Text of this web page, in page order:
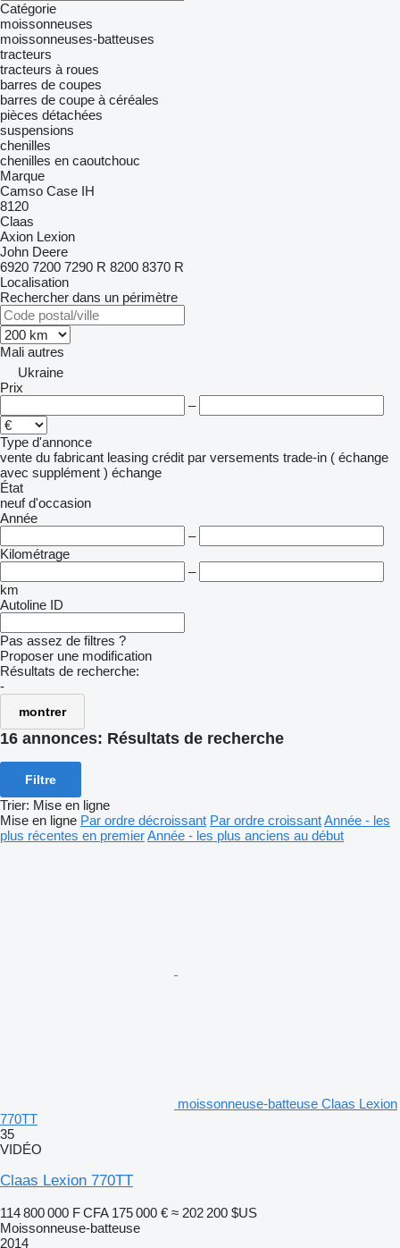
Catégorie
moissonneuses
moissonneuses-batteuses
tracteurs
tracteurs à roues
barres de coupes
barres de coupe à céréales
pièces détachées
suspensions
chenilles
chenilles en caoutchouc
Marque
Camso Case IH
8120
Claas
Axion Lexion
John Deere
6920 7200 7290 R 8200 8370 R
Localisation
Rechercher dans un périmètre
Mali autres
Ukraine
Prix
–
Type d'annonce
vente du fabricant leasing crédit par versements trade-in ( échange
avec supplément ) échange
État
neuf d'occasion
Année
–
Kilométrage
–
km
Autoline ID
Pas assez de filtres ?
Proposer une modification
Résultats de recherche:
-
montrer
16 annonces: Résultats de recherche
Filtre
Trier: Mise en ligne
Mise en ligne Par ordre décroissant Par ordre croissantAnnée - les
plus récentes en premierAnnée - les plus anciens au début
moissonneuse-batteuse Claas Lexion
770TT
35
VIDÉO
Claas Lexion 770TT
114 800 000 F CFA 175 000 € ≈ 202 200 $US
Moissonneuse-batteuse
2014